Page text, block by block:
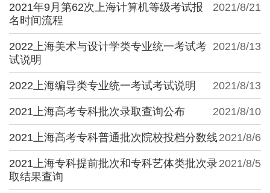
2021/8/21
2021年9月第62次上海计算机等级考试报
名时间流程
2021/8/13
2022上海美术与设计学类专业统一考试考
试说明
2021/8/13
2022上海编导类专业统一考试考试说明
2021/8/10
2021上海高考专科批次录取查询公布
2021/8/6
2021上海高考专科普通批次院校投档分数线
2021/8/5
2021上海专科提前批次和专科艺体类批次录
取结果查询